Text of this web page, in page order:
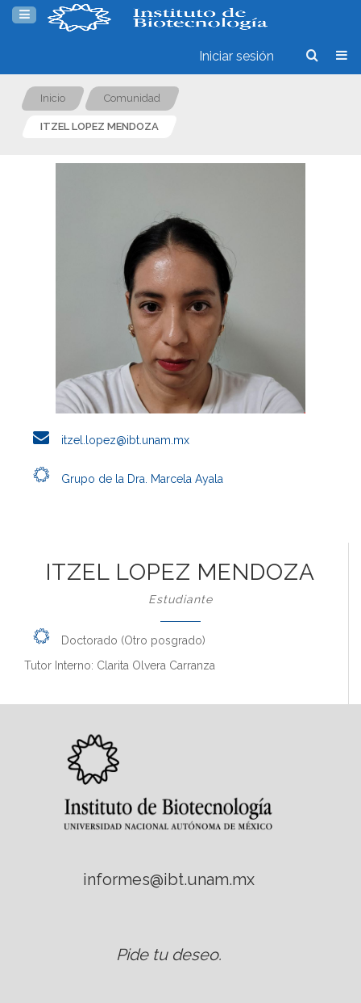
Iniciar sesión
Inicio Comunidad
ITZEL LOPEZ MENDOZA
itzel.lopez@ibt.unam.mx
Grupo de la Dra. Marcela Ayala
ITZEL LOPEZ MENDOZA
Estudiante
Doctorado (Otro posgrado)
Tutor Interno: Clarita Olvera Carranza
informes@ibt.unam.mx
Pide tu deseo.